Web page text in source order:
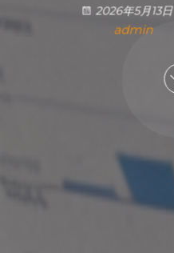
2026年5月13日
admin